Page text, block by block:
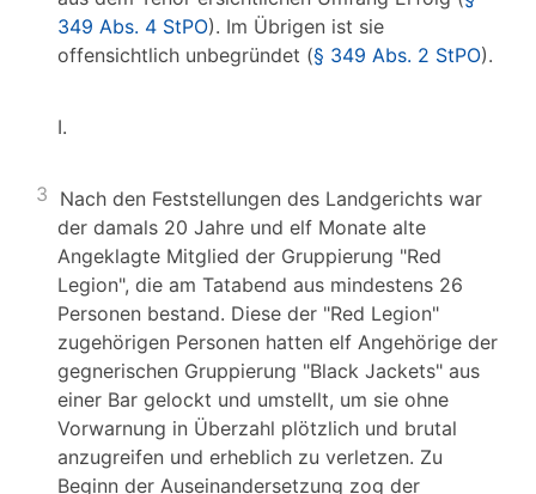
349 Abs. 4 StPO). Im Übrigen ist sie
offensichtlich unbegründet (§ 349 Abs. 2 StPO).
I.
3 Nach den Feststellungen des Landgerichts war
der damals 20 Jahre und elf Monate alte
Angeklagte Mitglied der Gruppierung "Red
Legion", die am Tatabend aus mindestens 26
Personen bestand. Diese der "Red Legion"
zugehörigen Personen hatten elf Angehörige der
gegnerischen Gruppierung "Black Jackets" aus
einer Bar gelockt und umstellt, um sie ohne
Vorwarnung in Überzahl plötzlich und brutal
anzugreifen und erheblich zu verletzen. Zu
Beginn der Auseinandersetzung zog der